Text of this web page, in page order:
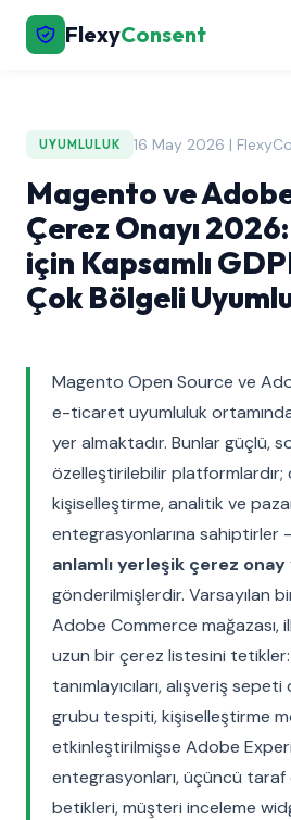
FlexyConsent
UYUMLULUK 16 May 2026 |
Magento ve
Çerez Onayı
için Kapsamlı
Çok Bölgeli
Magento Open Source ve
e-ticaret uyumluluk
yer almaktadır. Bunlar güçlü,
özelleştirilebilir platformlardır;
kişiselleştirme, analitik ve
entegrasyonlarına sahiptirler
anlamlı yerleşik çerez
gönderilmişlerdir. Varsayılan
Adobe Commerce mağazası,
uzun bir çerez listesini
tanımlayıcıları, alışveriş
grubu tespiti, kişiselleştirme
etkinleştirilmişse Adobe
entegrasyonları, üçüncü taraf
betikleri, müşteri inceleme